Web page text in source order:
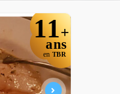
11+
ans
en TBR